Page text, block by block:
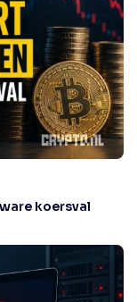
koersval